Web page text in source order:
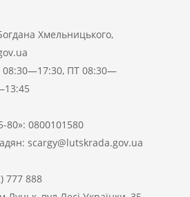
Хмельницького,
08:30—17:30, ПТ 08:30—
80»: 0800101580
scargy@lutskrada.gov.ua
777 888